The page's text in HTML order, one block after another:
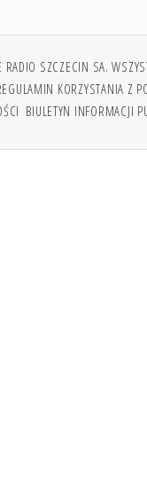
SZCZECIN SA.
KORZYSTANIA Z
BIULETYN INFORMACJI